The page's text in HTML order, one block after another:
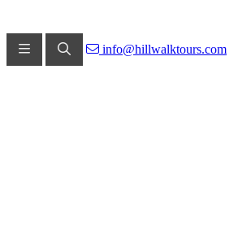
info@hillwalktours.com